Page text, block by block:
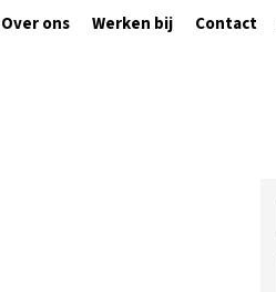
Over ons Werken bij Contact